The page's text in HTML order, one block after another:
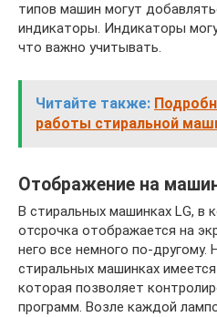
типов машин могут
индикаторы. Индикаторы
что важно учитывать.
Читайте также:
работы стиральной
Отображение на
В стиральных машинках LG, в
отсрочка отображается на
него все немного по-другому.
стиральных машинках
которая позволяет
программ. Возле каждой